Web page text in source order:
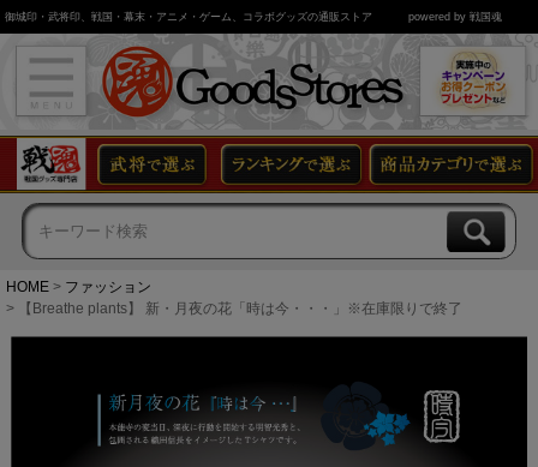
御城印・武将印、戦国・幕末・アニメ・ゲーム、コラボグッズの通販ストア powered by 戦国魂
HOME
ファッション
【Breathe plants】 新・月夜の花「時は今・・・」※在庫限りで終了